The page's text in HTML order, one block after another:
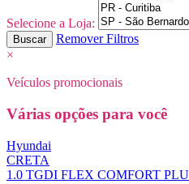
Selecione a Loja:
Buscar
Remover Filtros
×
Veículos promocionais
Várias opções para você
Hyundai
CRETA
1.0 TGDI FLEX COMFORT